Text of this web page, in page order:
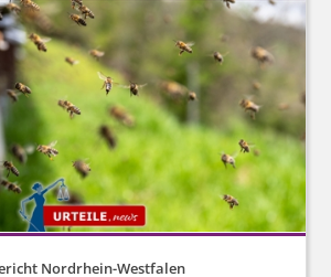
Nordrhein-Westfalen